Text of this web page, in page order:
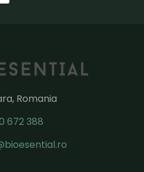
Romania
672 388